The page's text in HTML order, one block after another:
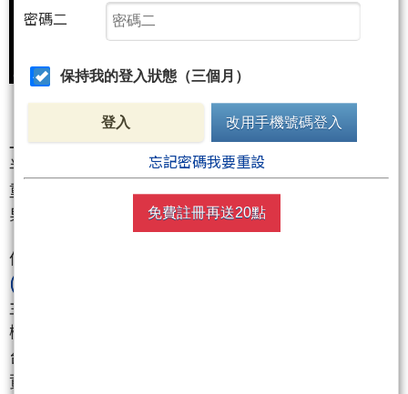
上市、上櫃公司半年報將於8/14前完全公告，如何從
半年報選中電子漲倍股？將成為第三季能否賺大錢的
重要關鍵！已公佈半年報亮麗成績的績優電子股，如
果已回檔修正且法人近期持續買進，就可多加留意！
像是我們於7/29再度買回、7/30逢低加碼的旺矽
(6223)
主要生產探針卡、LED設備，搶攻5G和HPC的龐大商
機！其VPC(垂直探針卡)已打入美系繪圖晶片龍頭以及
台系IC設計大廠的供應鏈，下半年營收將大爆發！外
資、投信聯手第三天買超，下週將再朝目標價邁進！
密碼二
保持我的登入狀態（三個月）
登入 改用手機號碼登入
忘記密碼我要重設
免費註冊再送20點